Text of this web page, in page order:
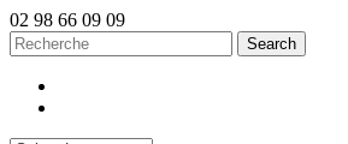
02 98 66 09 09